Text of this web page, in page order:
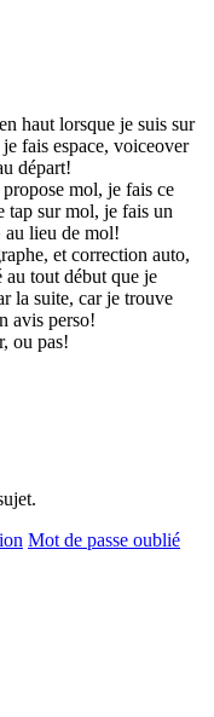
haut lorsque je suis sur
fais espace, voiceover
départ!
mol, je fais ce
tap sur mol, je fais un
au lieu de mol!
et correction auto,
au tout début que je
la suite, car je trouve
avis perso!
ou pas!
Mot de passe oublié